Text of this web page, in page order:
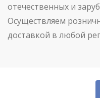
отечественных и
Осуществляем
доставкой в любой